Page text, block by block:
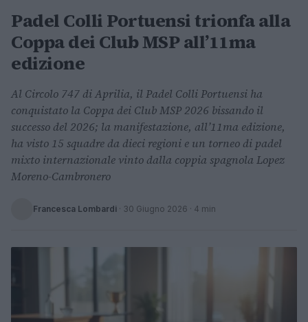
Padel Colli Portuensi trionfa alla
Coppa dei Club MSP all’11ma
edizione
Al Circolo 747 di Aprilia, il Padel Colli Portuensi ha
conquistato la Coppa dei Club MSP 2026 bissando il
successo del 2026; la manifestazione, all’11ma edizione,
ha visto 15 squadre da dieci regioni e un torneo di padel
mixto internazionale vinto dalla coppia spagnola Lopez
Moreno-Cambronero
Francesca Lombardi · 30 Giugno 2026 · 4 min